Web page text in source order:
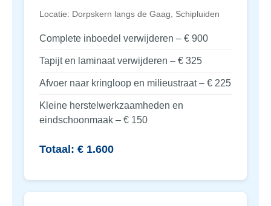
Locatie: Dorpskern langs de Gaag, Schipluiden
Complete inboedel verwijderen – € 900
Tapijt en laminaat verwijderen – € 325
Afvoer naar kringloop en milieustraat – € 225
Kleine herstelwerkzaamheden en
eindschoonmaak – € 150
Totaal: € 1.600